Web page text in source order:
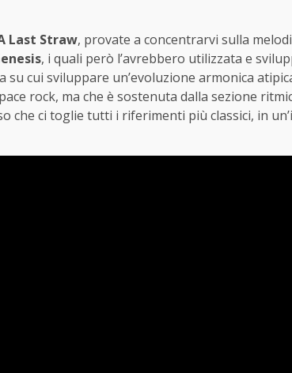
Last Straw, provate a concentrarvi sulla
, i quali però l’avrebbero utilizzata e
su cui sviluppare un’evoluzione armonica
rock, ma che è sostenuta dalla sezione
che ci toglie tutti i riferimenti più classici, in